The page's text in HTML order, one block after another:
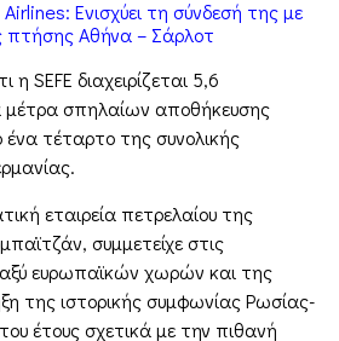
Ενισχύει τη σύνδεσή της με
πτήσης Αθήνα – Σάρλοτ
η SEFE διαχειρίζεται 5,6
μέτρα σπηλαίων αποθήκευσης
ένα τέταρτο της συνολικής
εταιρεία πετρελαίου της
συμμετείχε στις
ευρωπαϊκών χωρών και της
της ιστορικής συμφωνίας Ρωσίας-
έτους σχετικά με την πιθανή